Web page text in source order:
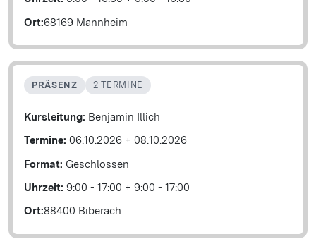
Ort:68169 Mannheim
PRÄSENZ 2 TERMINE
Kursleitung: Benjamin Illich
Termine: 06.10.2026 + 08.10.2026
Format: Geschlossen
Uhrzeit: 9:00 - 17:00 + 9:00 - 17:00
Ort:88400 Biberach